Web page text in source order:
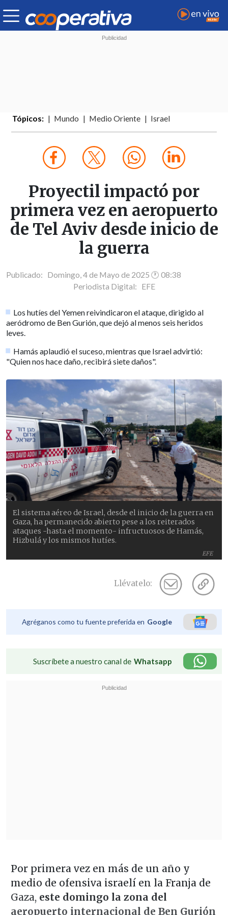
Tópicos: Mundo Medio Oriente Israel
Proyectil impactó por
primera vez en aeropuerto
de Tel Aviv desde inicio de
la guerra
Publicado: Domingo, 4 de Mayo de 2025 🕐 08:38
Periodista Digital: EFE
Los hutíes del Yemen reivindicaron el ataque, dirigido al
aeródromo de Ben Gurión, que dejó al menos seis heridos
leves.
Hamás aplaudió el suceso, mientras que Israel advirtió:
"Quien nos hace daño, recibirá siete daños".
EFE
El sistema aéreo de Israel, desde el inicio de la guerra en
Gaza, ha permanecido abierto pese a los reiterados
ataques -hasta el momento- infructuosos de Hamás,
Hizbulá y los mismos hutíes.
Llévatelo:
Agréganos como tu fuente preferida en Google
Suscríbete a nuestro canal de Whatsapp
Por primera vez en más de un año y
medio de ofensiva israelí en la Franja de
Gaza, este domingo la zona del
aeropuerto internacional de Ben Gurión